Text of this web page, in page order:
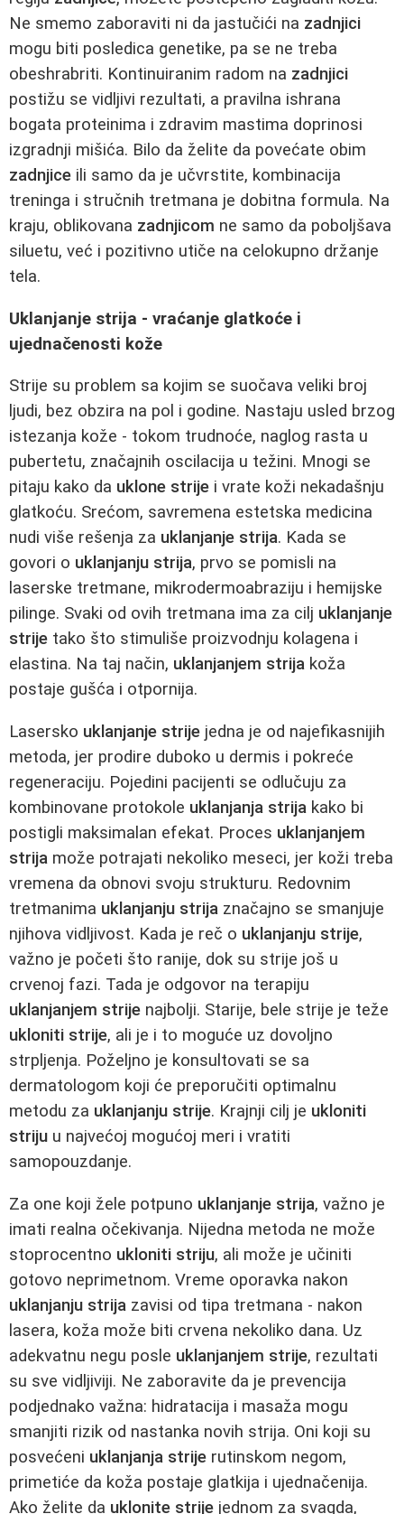
Ne smemo zaboraviti ni da jastučići na zadnjici
mogu biti posledica genetike, pa se ne treba
obeshrabriti. Kontinuiranim radom na zadnjici
postižu se vidljivi rezultati, a pravilna ishrana
bogata proteinima i zdravim mastima doprinosi
izgradnji mišića. Bilo da želite da povećate obim
zadnjice ili samo da je učvrstite, kombinacija
treninga i stručnih tretmana je dobitna formula. Na
kraju, oblikovana zadnjicom ne samo da poboljšava
siluetu, već i pozitivno utiče na celokupno držanje
tela.
Uklanjanje strija - vraćanje glatkoće i
ujednačenosti kože
Strije su problem sa kojim se suočava veliki broj
ljudi, bez obzira na pol i godine. Nastaju usled brzog
istezanja kože - tokom trudnoće, naglog rasta u
pubertetu, značajnih oscilacija u težini. Mnogi se
pitaju kako da uklone strije i vrate koži nekadašnju
glatkoću. Srećom, savremena estetska medicina
nudi više rešenja za uklanjanje strija. Kada se
govori o uklanjanju strija, prvo se pomisli na
laserske tretmane, mikrodermoabraziju i hemijske
pilinge. Svaki od ovih tretmana ima za cilj uklanjanje
strije tako što stimuliše proizvodnju kolagena i
elastina. Na taj način, uklanjanjem strija koža
postaje gušća i otpornija.
Lasersko uklanjanje strije jedna je od najefikasnijih
metoda, jer prodire duboko u dermis i pokreće
regeneraciju. Pojedini pacijenti se odlučuju za
kombinovane protokole uklanjanja strija kako bi
postigli maksimalan efekat. Proces uklanjanjem
strija može potrajati nekoliko meseci, jer koži treba
vremena da obnovi svoju strukturu. Redovnim
tretmanima uklanjanju strija značajno se smanjuje
njihova vidljivost. Kada je reč o uklanjanju strije,
važno je početi što ranije, dok su strije još u
crvenoj fazi. Tada je odgovor na terapiju
uklanjanjem strije najbolji. Starije, bele strije je teže
ukloniti strije, ali je i to moguće uz dovoljno
strpljenja. Poželjno je konsultovati se sa
dermatologom koji će preporučiti optimalnu
metodu za uklanjanju strije. Krajnji cilj je ukloniti
striju u najvećoj mogućoj meri i vratiti
samopouzdanje.
Za one koji žele potpuno uklanjanje strija, važno je
imati realna očekivanja. Nijedna metoda ne može
stoprocentno ukloniti striju, ali može je učiniti
gotovo neprimetnom. Vreme oporavka nakon
uklanjanju strija zavisi od tipa tretmana - nakon
lasera, koža može biti crvena nekoliko dana. Uz
adekvatnu negu posle uklanjanjem strije, rezultati
su sve vidljiviji. Ne zaboravite da je prevencija
podjednako važna: hidratacija i masaža mogu
smanjiti rizik od nastanka novih strija. Oni koji su
posvećeni uklanjanja strije rutinskom negom,
primetiće da koža postaje glatkija i ujednačenija.
Ako želite da uklonite strije jednom za svagda,